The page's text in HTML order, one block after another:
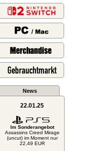
News
22.01.25
Im Sonderangebot
Assassins Creed Mirage
(uncut) im Moment nur
22,49 EUR